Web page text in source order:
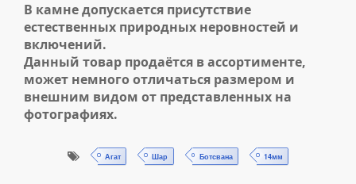
В камне допускается присутствие
естественных природных неровностей и
включений.
Данный товар продаётся в ассортименте,
может немного отличаться размером и
внешним видом от представленных на
фотографиях.
Агат Шар Ботсвана 14мм